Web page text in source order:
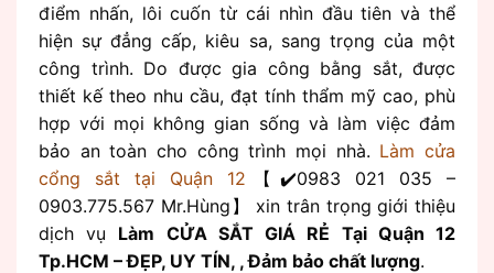
điểm nhấn, lôi cuốn từ cái nhìn đầu tiên và thể
hiện sự đẳng cấp, kiêu sa, sang trọng của một
công trình. Do được gia công bằng sắt, được
thiết kế theo nhu cầu, đạt tính thẩm mỹ cao, phù
hợp với mọi không gian sống và làm việc đảm
bảo an toàn cho công trình mọi nhà. Làm cửa
cổng sắt tại Quận 12 【✔️0983 021 035 –
0903.775.567 Mr.Hùng】 xin trân trọng giới thiệu
dịch vụ Làm CỬA SẮT GIÁ RẺ Tại Quận 12
Tp.HCM – ĐẸP, UY TÍN, , Đảm bảo chất lượng.